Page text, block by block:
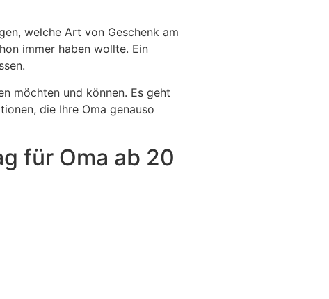
welche Art von Geschenk am
immer haben wollte. Ein
möchten und können. Es geht
die Ihre Oma genauso
für Oma ab 20